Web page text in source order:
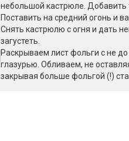
небольшой кастрюле. Добавить
Поставить на средний огонь и
Снять кастрюлю с огня и дать
загустеть.
Раскрываем лист фольги с не
глазурью. Обливаем, не
закрывая больше фольгой (!)